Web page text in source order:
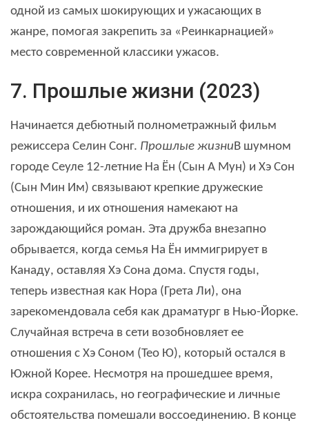
одной из самых шокирующих и ужасающих в
жанре, помогая закрепить за «Реинкарнацией»
место современной классики ужасов.
7. Прошлые жизни (2023)
Начинается дебютный полнометражный фильм
режиссера Селин Сонг. Прошлые жизниВ шумном
городе Сеуле 12-летние На Ён (Сын А Мун) и Хэ Сон
(Сын Мин Им) связывают крепкие дружеские
отношения, и их отношения намекают на
зарождающийся роман. Эта дружба внезапно
обрывается, когда семья На Ён иммигрирует в
Канаду, оставляя Хэ Сона дома. Спустя годы,
теперь известная как Нора (Грета Ли), она
зарекомендовала себя как драматург в Нью-Йорке.
Случайная встреча в сети возобновляет ее
отношения с Хэ Соном (Тео Ю), который остался в
Южной Корее. Несмотря на прошедшее время,
искра сохранилась, но географические и личные
обстоятельства помешали воссоединению. В конце